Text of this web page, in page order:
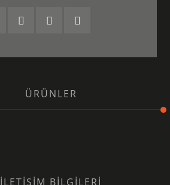
ÜRÜNLER
İLETIŞIM BILGILERI